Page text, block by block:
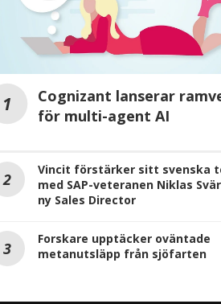
Cognizant lanserar
för multi-agent AI
Vincit förstärker sitt svenska
med SAP-veteranen Niklas
ny Sales Director
Forskare upptäcker oväntade
metanutsläpp från sjöfarten